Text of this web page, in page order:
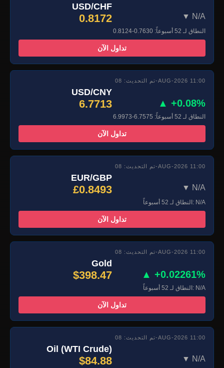
USD/CHF
0.8172 ▼ N/A
النطاق لـ 52 أسبوعاً: 0.7630-0.8124
تداول الآن
تم التحديث: 08-AUG-2026 11:00
USD/CNY
6.7713 ▲ +0.08%
النطاق لـ 52 أسبوعاً: 6.7575-6.9973
تداول الآن
تم التحديث: 08-AUG-2026 11:00
EUR/GBP
£0.8493 ▼ N/A
النطاق لـ 52 أسبوعاً: N/A
تداول الآن
تم التحديث: 08-AUG-2026 11:00
Gold
$398.47 ▲ +0.02261%
النطاق لـ 52 أسبوعاً: N/A
تداول الآن
تم التحديث: 08-AUG-2026 11:00
Oil (WTI Crude)
$84.88 ▼ N/A